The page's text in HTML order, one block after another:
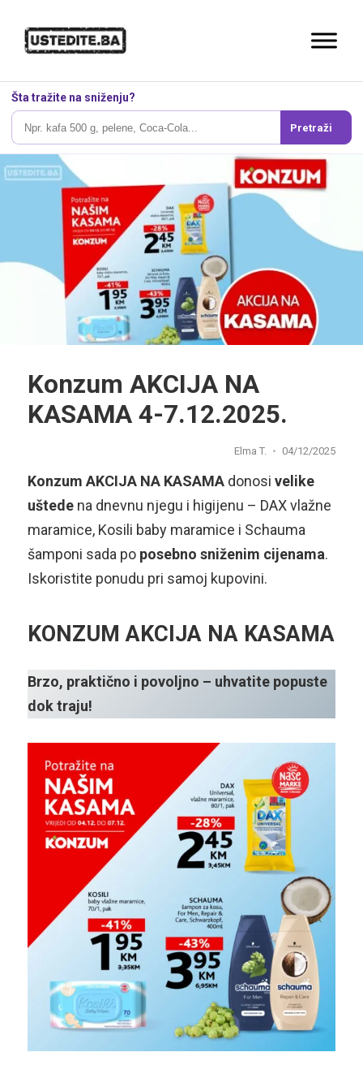
Šta tražite na sniženju?
Pretraži
Konzum AKCIJA NA
KASAMA 4-7.12.2025.
Elma T. 04/12/2025
Konzum AKCIJA NA KASAMAdonosi velike
uštedena dnevnu njegu i higijenu – DAX vlažne
maramice, Kosili baby maramice i Schauma
šamponi sada po posebno sniženim cijenama.
Iskoristite ponudu pri samoj kupovini.
KONZUM AKCIJA NA KASAMA
Brzo, praktično i povoljno – uhvatite popuste
dok traju!